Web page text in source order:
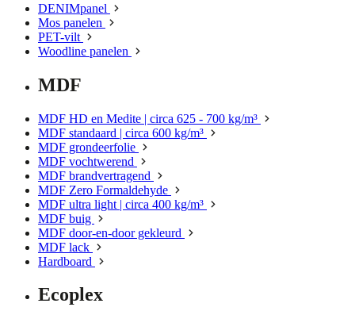
DENIMpanel
Mos panelen
PET-vilt
Woodline panelen
MDF
MDF HD en Medite | circa 625 - 700 kg/m³
MDF standaard | circa 600 kg/m³
MDF grondeerfolie
MDF vochtwerend
MDF brandvertragend
MDF Zero Formaldehyde
MDF ultra light | circa 400 kg/m³
MDF buig
MDF door-en-door gekleurd
MDF lack
Hardboard
Ecoplex